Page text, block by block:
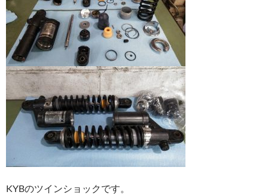
KYBのツインショックです。